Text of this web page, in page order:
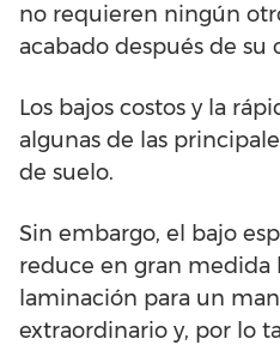
no requieren ningún
acabado después de su
Los bajos costos y la
algunas de las
de suelo.
Sin embargo, el bajo
reduce en gran medida
laminación para un
extraordinario y, por lo